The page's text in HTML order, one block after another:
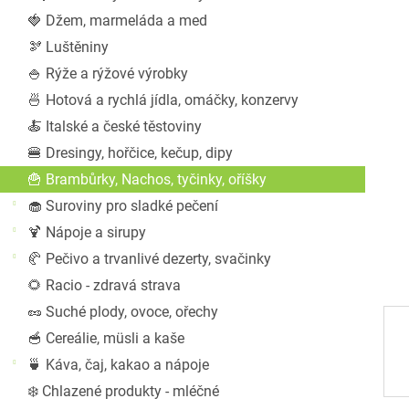
🍓 Džem, marmeláda a med
🫘 Luštěniny
🍚 Rýže a rýžové výrobky
🍜 Hotová a rychlá jídla, omáčky, konzervy
🍝 Italské a české těstoviny
🍔 Dresingy, hořčice, kečup, dipy
🍟 Brambůrky, Nachos, tyčinky, oříšky
🧁 Suroviny pro sladké pečení
🍹 Nápoje a sirupy
🥐 Pečivo a trvanlivé dezerty, svačinky
🌻 Racio - zdravá strava
🥜 Suché plody, ovoce, ořechy
🥣 Cereálie, müsli a kaše
🍵 Káva, čaj, kakao a nápoje
❄️ Chlazené produkty - mléčné